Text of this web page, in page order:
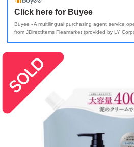
Click here for Buyee
Buyee - A multilingual purchasing agent service
from JDirectItems Fleamarket (provided by LY